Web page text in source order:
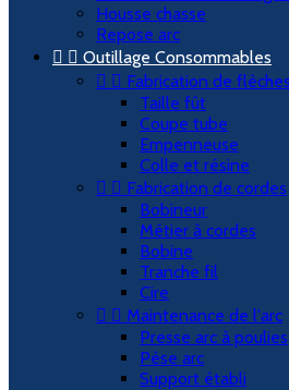
Housse chasse
Repose arc
  Outillage Consommables
  Fabrication de flèches
Taille fût
Coupe tube
Empenneuse
Colle et résine
  Fabrication de cordes
Bobineur
Métier à cordes
Bobine
Tranche fil
Cire
  Maintenance de l'arc
Presse arc à poulies
Pèse arc
Support établi